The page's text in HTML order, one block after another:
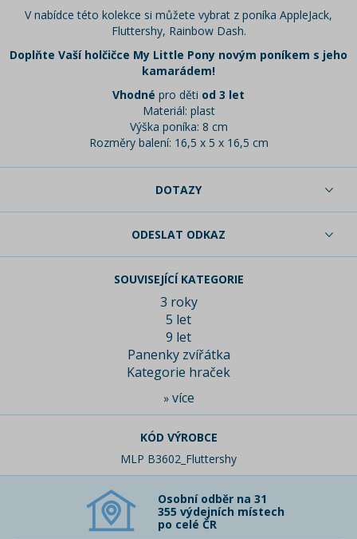
V nabídce této kolekce si můžete vybrat z poníka AppleJack,
Fluttershy, Rainbow Dash.
Doplňte Vaší holčičce My Little Pony novým poníkem s jeho
kamarádem!
Vhodné pro děti od 3 let
Materiál: plast
Výška poníka: 8 cm
Rozměry balení: 16,5 x 5 x 16,5 cm
DOTAZY
ODESLAT ODKAZ
SOUVISEJÍCÍ KATEGORIE
3 roky
5 let
9 let
Panenky zvířátka
Kategorie hraček
» více
KÓD VÝROBCE
MLP B3602_Fluttershy
Osobní odběr na 31
355 výdejních místech
po celé ČR